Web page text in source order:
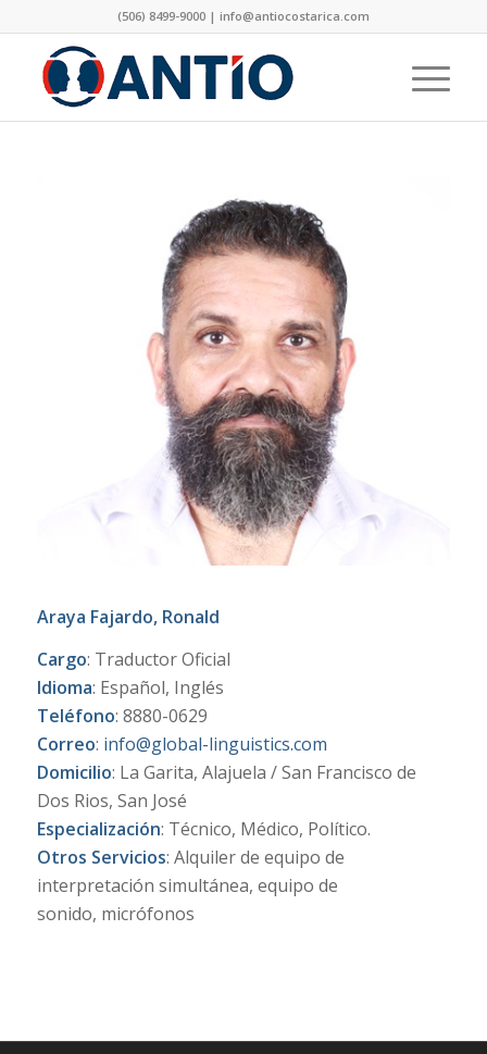
(506) 8499-9000 | info@antiocostarica.com
Araya Fajardo, Ronald
Cargo: Traductor Oficial
Idioma: Español, Inglés
Teléfono: 8880-0629
Correo: info@global-linguistics.com
Domicilio: La Garita, Alajuela / San Francisco de
Dos Rios, San José
Especialización: Técnico, Médico, Político.
Otros Servicios: Alquiler de equipo de
interpretación simultánea, equipo de
sonido, micrófonos